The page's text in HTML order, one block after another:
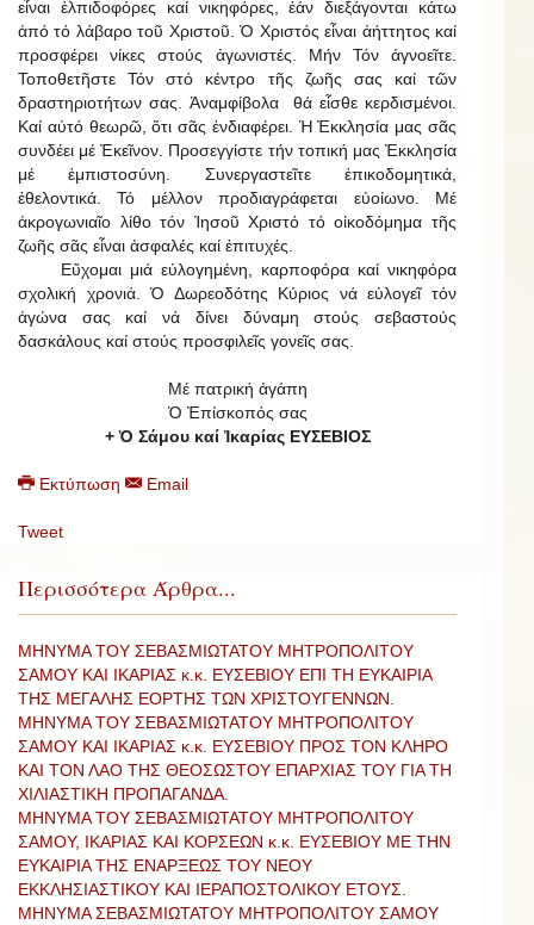
εἶναι ἐλπιδοφόρες καί νικηφόρες, ἐάν διεξάγονται κάτω
ἀπό τό λάβαρο τοῦ Χριστοῦ. Ὁ Χριστός εἶναι ἀήττητος καί
προσφέρει νίκες στούς ἀγωνιστές. Μήν Τόν ἀγνοεῖτε.
Τοποθετῆστε Τόν στό κέντρο τῆς ζωῆς σας καί τῶν
δραστηριοτήτων σας. Ἀναμφίβολα θά εἶσθε κερδισμένοι.
Καί αὐτό θεωρῶ, ὅτι σᾶς ἐνδιαφέρει. Ἡ Ἐκκλησία μας σᾶς
συνδέει μέ Ἐκεῖνον. Προσεγγίστε τήν τοπική μας Ἐκκλησία
μέ ἐμπιστοσύνη. Συνεργαστεῖτε ἐπικοδομητικά,
ἐθελοντικά. Τό μέλλον προδιαγράφεται εὐοίωνο. Μέ
ἀκρογωνιαῖο λίθο τόν Ἰησοῦ Χριστό τό οἰκοδόμημα τῆς
ζωῆς σᾶς εἶναι ἀσφαλές καί ἐπιτυχές.
Εὔχομαι μιά εὐλογημένη, καρποφόρα καί νικηφόρα
σχολική χρονιά. Ὁ Δωρεοδότης Κύριος νά εὐλογεῖ τόν
ἀγώνα σας καί νά δίνει δύναμη στούς σεβαστούς
δασκάλους καί στούς προσφιλεῖς γονεῖς σας.
Μέ πατρική ἀγάπη
Ὁ Ἐπίσκοπός σας
+ Ὁ Σάμου καί Ἰκαρίας ΕΥΣΕΒΙΟΣ
Εκτύπωση Email
Tweet
Περισσότερα Άρθρα...
ΜΗΝΥΜΑ ΤΟΥ ΣΕΒΑΣΜΙΩΤΑΤΟΥ ΜΗΤΡΟΠΟΛΙΤΟΥ
ΣΑΜΟΥ ΚΑΙ ΙΚΑΡΙΑΣ κ.κ. ΕΥΣΕΒΙΟΥ ΕΠΙ ΤΗ ΕΥΚΑΙΡΙΑ
ΤΗΣ ΜΕΓΑΛΗΣ ΕΟΡΤΗΣ ΤΩΝ ΧΡΙΣΤΟΥΓΕΝΝΩΝ.
ΜΗΝΥΜΑ ΤΟΥ ΣΕΒΑΣΜΙΩΤΑΤΟΥ ΜΗΤΡΟΠΟΛΙΤΟΥ
ΣΑΜΟΥ ΚΑΙ ΙΚΑΡΙΑΣ κ.κ. ΕΥΣΕΒΙΟΥ ΠΡΟΣ ΤΟΝ ΚΛΗΡΟ
ΚΑΙ ΤΟΝ ΛΑΟ ΤΗΣ ΘΕΟΣΩΣΤΟΥ ΕΠΑΡΧΙΑΣ ΤΟΥ ΓΙΑ ΤΗ
ΧΙΛΙΑΣΤΙΚΗ ΠΡΟΠΑΓΑΝΔΑ.
ΜΗΝΥΜΑ ΤΟΥ ΣΕΒΑΣΜΙΩΤΑΤΟΥ ΜΗΤΡΟΠΟΛΙΤΟΥ
ΣΑΜΟΥ, ΙΚΑΡΙΑΣ ΚΑΙ ΚΟΡΣΕΩΝ κ.κ. ΕΥΣΕΒΙΟΥ ΜΕ ΤΗΝ
ΕΥΚΑΙΡΙΑ ΤΗΣ ΕΝΑΡΞΕΩΣ ΤΟΥ ΝΕΟΥ
ΕΚΚΛΗΣΙΑΣΤΙΚΟΥ ΚΑΙ ΙΕΡΑΠΟΣΤΟΛΙΚΟΥ ΕΤΟΥΣ.
ΜΗΝΥΜΑ ΣΕΒΑΣΜΙΩΤΑΤΟΥ ΜΗΤΡΟΠΟΛΙΤΟΥ ΣΑΜΟΥ